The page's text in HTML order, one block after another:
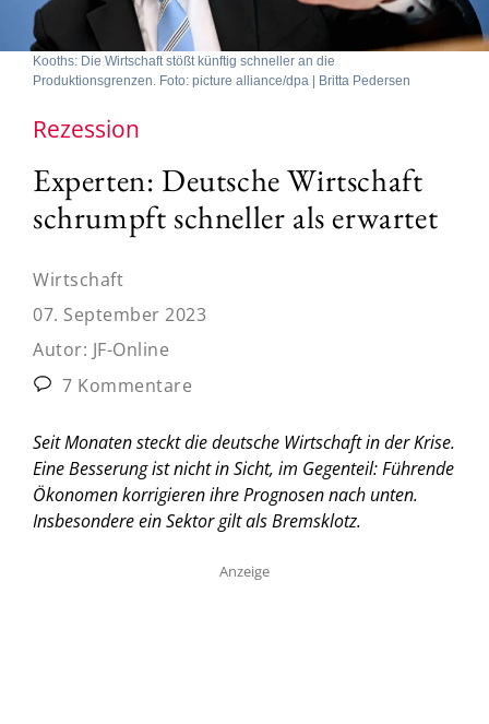
Kooths: Die Wirtschaft stößt künftig schneller an die
Produktionsgrenzen. Foto: picture alliance/dpa | Britta Pedersen
Rezession
Experten: Deutsche Wirtschaft
schrumpft schneller als erwartet
Wirtschaft
07. September 2023
Autor: JF-Online
7 Kommentare
Seit Monaten steckt die deutsche Wirtschaft in der Krise.
Eine Besserung ist nicht in Sicht, im Gegenteil: Führende
Ökonomen korrigieren ihre Prognosen nach unten.
Insbesondere ein Sektor gilt als Bremsklotz.
Anzeige